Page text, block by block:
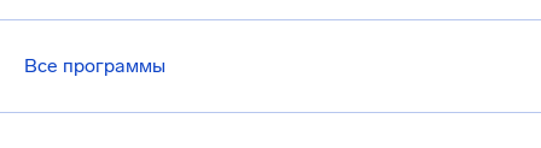
Все программы